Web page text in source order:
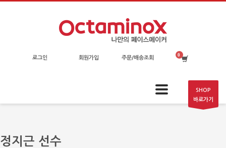
로그인 회원가입 주문/배송조회
SHOP
바로가기
정지근 선수